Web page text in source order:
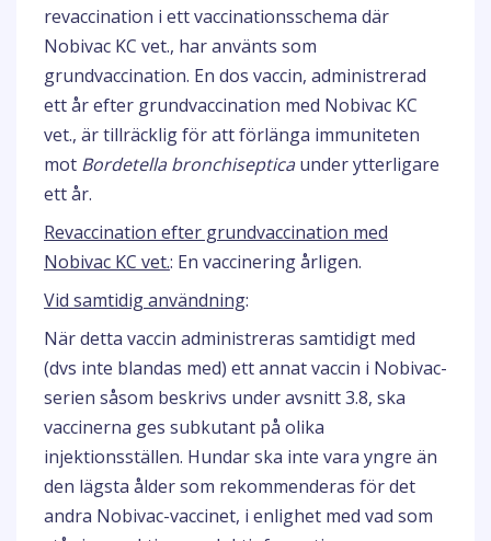
revaccination i ett vaccinationsschema där
Nobivac KC vet., har använts som
grundvaccination. En dos vaccin, administrerad
ett år efter grundvaccination med Nobivac KC
vet., är tillräcklig för att förlänga immuniteten
mot Bordetella bronchisepticaunder ytterligare
ett år.
Revaccination efter grundvaccination med
Nobivac KC vet.: En vaccinering årligen.
Vid samtidig användning:
När detta vaccin administreras samtidigt med
(dvs inte blandas med) ett annat vaccin i Nobivac-
serien såsom beskrivs under avsnitt 3.8, ska
vaccinerna ges subkutant på olika
injektionsställen. Hundar ska inte vara yngre än
den lägsta ålder som rekommenderas för det
andra Nobivac-vaccinet, i enlighet med vad som